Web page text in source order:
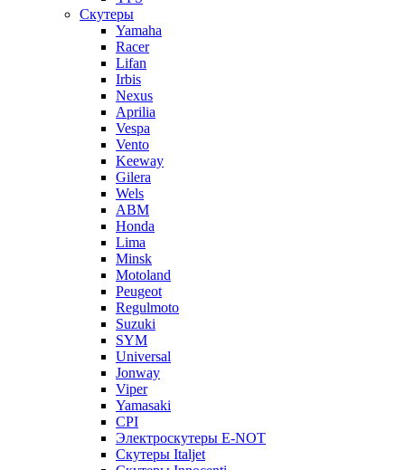
Скутеры
Yamaha
Racer
Lifan
Irbis
Nexus
Aprilia
Vespa
Vento
Keeway
Gilera
Wels
ABM
Honda
Lima
Minsk
Motoland
Peugeot
Regulmoto
Suzuki
SYM
Universal
Jonway
Viper
Yamasaki
CPI
Электроскутеры E-NOT
Скутеры Italjet